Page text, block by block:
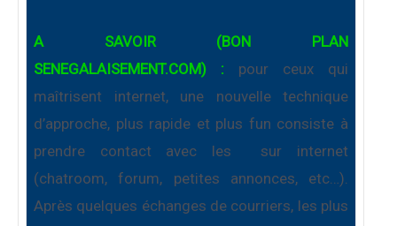
A SAVOIR (BON PLAN
SENEGALAISEMENT.COM) : pour ceux qui
maîtrisent internet, une nouvelle technique
d’approche, plus rapide et plus fun consiste à
prendre contact avec les
sur internet
(chatroom, forum, petites annonces, etc…).
Après quelques échanges de courriers, les plus